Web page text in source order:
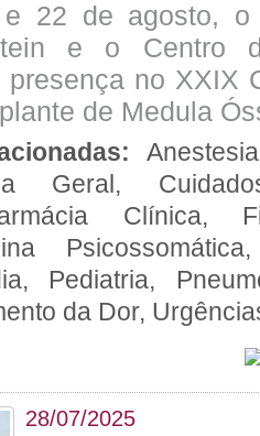
22 de agosto, o
e o Centro
presença no XXIX
de Medula
Geral,
Clínica,
Pediatria,
da Dor,
28/07/2025